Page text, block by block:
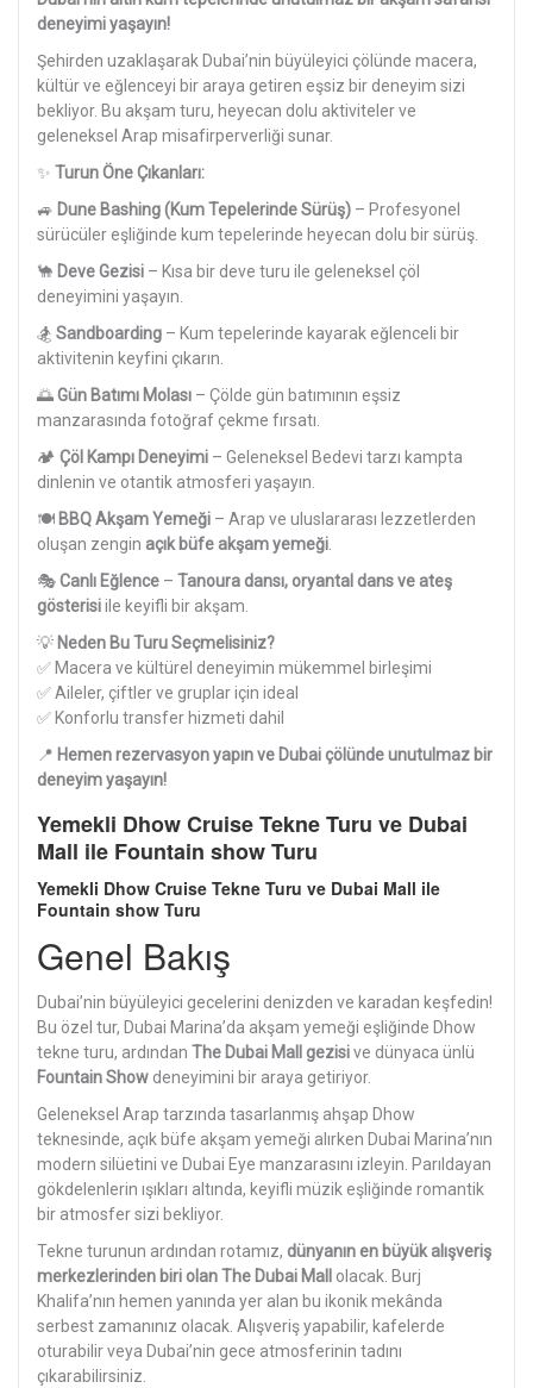
deneyimi yaşayın!
Şehirden uzaklaşarak Dubai’nin büyüleyici çölünde macera,
kültür ve eğlenceyi bir araya getiren eşsiz bir deneyim sizi
bekliyor. Bu akşam turu, heyecan dolu aktiviteler ve
geleneksel Arap misafirperverliği sunar.
✨ Turun Öne Çıkanları:
🚙 Dune Bashing (Kum Tepelerinde Sürüş) – Profesyonel
sürücüler eşliğinde kum tepelerinde heyecan dolu bir sürüş.
🐪 Deve Gezisi – Kısa bir deve turu ile geleneksel çöl
deneyimini yaşayın.
🏂 Sandboarding – Kum tepelerinde kayarak eğlenceli bir
aktivitenin keyfini çıkarın.
🌅Gün Batımı Molası – Çölde gün batımının eşsiz
manzarasında fotoğraf çekme fırsatı.
🏕 Çöl Kampı Deneyimi – Geleneksel Bedevi tarzı kampta
dinlenin ve otantik atmosferi yaşayın.
🍽 BBQ Akşam Yemeği – Arap ve uluslararası lezzetlerden
oluşan zengin açık büfe akşam yemeği.
🎭Canlı Eğlence – Tanoura dansı, oryantal dans ve ateş
gösterisiile keyifli bir akşam.
💡 Neden Bu Turu Seçmelisiniz?
✅ Macera ve kültürel deneyimin mükemmel birleşimi
✅ Aileler, çiftler ve gruplar için ideal
✅ Konforlu transfer hizmeti dahil
📍 Hemen rezervasyon yapın ve Dubai çölünde unutulmaz bir
deneyim yaşayın!
Yemekli Dhow Cruise Tekne Turu ve Dubai
Mall ile Fountain show Turu
Yemekli Dhow Cruise Tekne Turu ve Dubai Mall ile
Fountain show Turu
Genel Bakış
Dubai’nin büyüleyici gecelerini denizden ve karadan keşfedin!
Bu özel tur, Dubai Marina’da akşam yemeği eşliğinde Dhow
tekne turu, ardından The Dubai Mall gezisive dünyaca ünlü
Fountain Show deneyimini bir araya getiriyor.
Geleneksel Arap tarzında tasarlanmış ahşap Dhow
teknesinde, açık büfe akşam yemeği alırken Dubai Marina’nın
modern silüetini ve Dubai Eye manzarasını izleyin. Parıldayan
gökdelenlerin ışıkları altında, keyifli müzik eşliğinde romantik
bir atmosfer sizi bekliyor.
Tekne turunun ardından rotamız, dünyanın en büyük alışveriş
merkezlerinden biri olan The Dubai Mall
olacak. Burj
Khalifa’nın hemen yanında yer alan bu ikonik mekânda
serbest zamanınız olacak. Alışveriş yapabilir, kafelerde
oturabilir veya Dubai’nin gece atmosferinin tadını
çıkarabilirsiniz.